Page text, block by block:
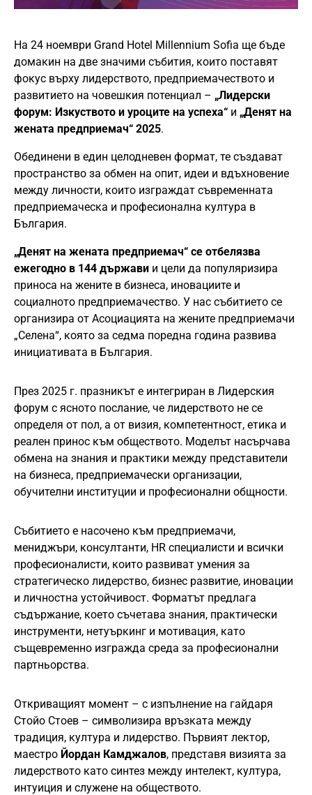
На 24 ноември Grand Hotel Millennium Sofia ще бъде
домакин на две значими събития, които поставят
фокус върху лидерството, предприемачеството и
развитието на човешкия потенциал – „Лидерски
форум: Изкуството и уроците на успеха“ и „Денят на
жената предприемач“ 2025.
Обединени в един целодневен формат, те създават
пространство за обмен на опит, идеи и вдъхновение
между личности, които изграждат съвременната
предприемаческа и професионална култура в
България.
„Денят на жената предприемач“ се отбелязва
ежегодно в 144 държави и цели да популяризира
приноса на жените в бизнеса, иновациите и
социалното предприемачество. У нас събитието се
организира от Асоциацията на жените предприемачи
„Селена“, която за седма поредна година развива
инициативата в България.
През 2025 г. празникът е интегриран в Лидерския
форум с ясното послание, че лидерството не се
определя от пол, а от визия, компетентност, етика и
реален принос към обществото. Моделът насърчава
обмена на знания и практики между представители
на бизнеса, предприемачески организации,
обучителни институции и професионални общности.
Събитието е насочено към предприемачи,
мениджъри, консултанти, HR специалисти и всички
професионалисти, които развиват умения за
стратегическо лидерство, бизнес развитие, иновации
и личностна устойчивост. Форматът предлага
съдържание, което съчетава знания, практически
инструменти, нетуъркинг и мотивация, като
същевременно изгражда среда за професионални
партньорства.
Откриващият момент – с изпълнение на гайдаря
Стойо Стоев – символизира връзката между
традиция, култура и лидерство. Първият лектор,
маестро Йордан Камджалов, представя визията за
лидерството като синтез между интелект, култура,
интуиция и служене на обществото.